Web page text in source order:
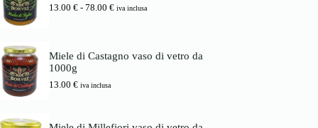
i
e
r
a
a
1
6
.
d
e
o
a
13.00 € - 78.00 €F
i
a
iva inclusa
Miele di Castagno vaso di vetro da
1000g
13.00 € iva inclusa